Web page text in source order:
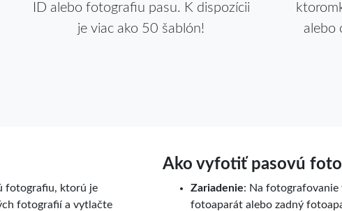
ID alebo fotografiu pasu. K dispozícii
je viac ako 50 šablón!
alebo
fotografiu, ktorú je
fotografií a vytlačte
Ako vyfotiť pasovú
Zariadenie: Na
fotoaparát alebo zadný